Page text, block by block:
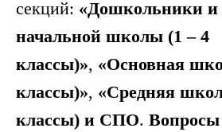
секций: «Дошкольники и
начальной школы (1 – 4
классы)», «Основная
классы)», «Средняя
классы) и СПО. Вопросы